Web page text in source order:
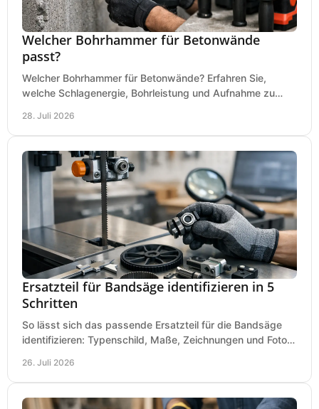
Welcher Bohrhammer für Betonwände
passt?
Welcher Bohrhammer für Betonwände? Erfahren Sie,
welche Schlagenergie, Bohrleistung und Aufnahme zu
28. Juli 2026
Ersatzteil für Bandsäge identifizieren in 5
Schritten
So lässt sich das passende Ersatzteil für die Bandsäge
identifizieren: Typenschild, Maße, Zeichnungen und Fotos
26. Juli 2026